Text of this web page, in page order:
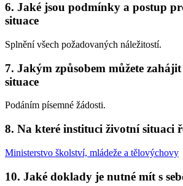
6. Jaké jsou podmínky a postup
situace
Splnění všech požadovaných náležitostí.
7. Jakým způsobem můžete
situace
Podáním písemné žádosti.
8. Na které instituci životní situaci
Ministerstvo školství, mládeže a tělovýchovy
10. Jaké doklady je nutné mít s